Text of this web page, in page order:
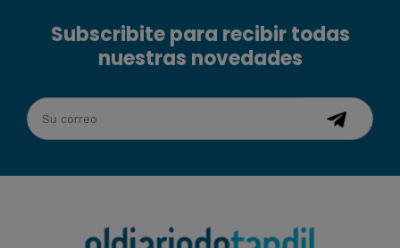
Subscribite para recibir todas
nuestras novedades